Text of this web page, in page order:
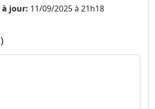
à jour: 11/09/2025 à 21h18